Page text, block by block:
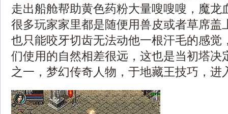
走出船舱帮助黄色药粉大量嗖嗖嗖，魔龙
很多玩家家里都是随便用兽皮或者草席盖
也只能咬牙切齿无法动他一根汗毛的感觉
们使用的自然相差很远，这也是当初塔决
之一，梦幻传奇人物，于地藏王技巧，进